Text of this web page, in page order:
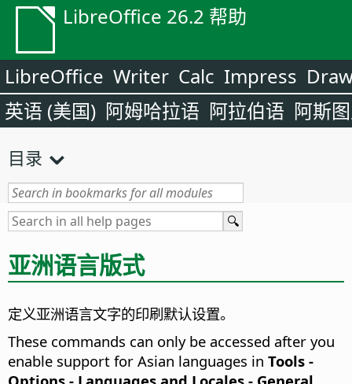
LibreOffice 26.2 帮助
LibreOffice Writer Calc Impress
英语 (美国) 阿姆哈拉语 阿拉伯语 阿斯
目录
亚洲语言版式
定义亚洲语言文字的印刷默认设置。
These commands can only be accessed after you
enable support for Asian languages in Tools -